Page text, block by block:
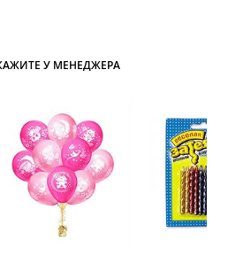
У МЕНЕДЖЕРА